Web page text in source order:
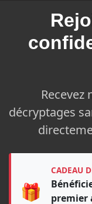
articles
Recevez
décryptages
🎁
CADEAU
premier